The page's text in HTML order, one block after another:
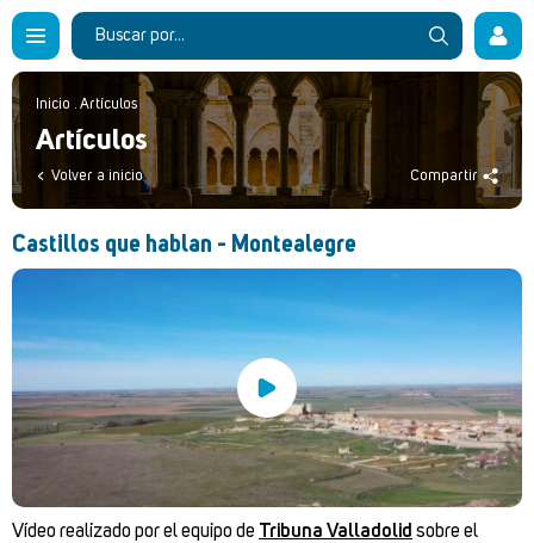
Inicio . Artículos
Artículos
Volver a inicio Compartir
Castillos que hablan - Montealegre
Vídeo realizado por el equipo de Tribuna Valladolid sobre el